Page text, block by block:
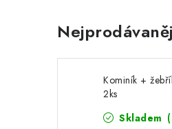
Kominík +
2ks
Skladem